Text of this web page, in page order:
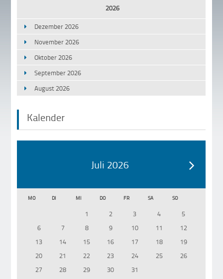
2026
Dezember 2026
November 2026
Oktober 2026
September 2026
August 2026
Kalender
Juli 2026
MO DI MI DO FR SA SO
1 2 3 4
5
6
7 8 9 10 11
12
13
14 15 16 17 18
19
20
21 22 23 24 25
26
27
28 29 30 31